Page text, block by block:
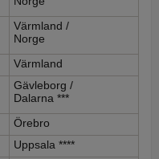
Värmland /
Norge
Värmland
Gävleborg /
Dalarna ***
Örebro
Uppsala ****